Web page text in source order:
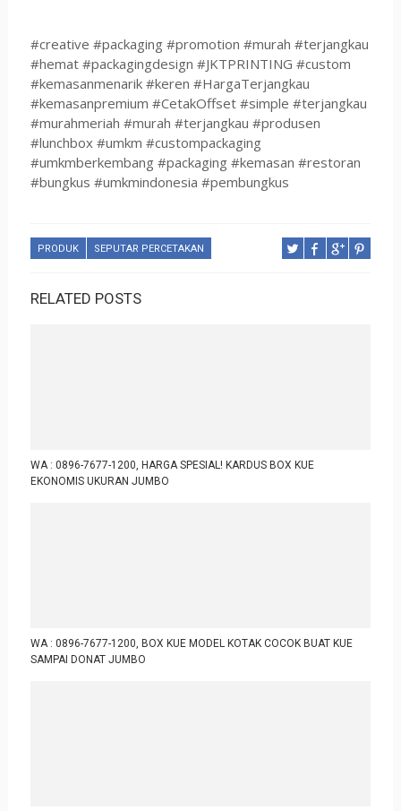
#creative #packaging #promotion #murah #terjangkau
#hemat #packagingdesign #JKTPRINTING #custom
#kemasanmenarik #keren #HargaTerjangkau
#kemasanpremium #CetakOffset #simple #terjangkau
#murahmeriah #murah #terjangkau #produsen
#lunchbox #umkm #custompackaging
#umkmberkembang #packaging #kemasan #restoran
#bungkus #umkmindonesia #pembungkus
PRODUK SEPUTAR PERCETAKAN
RELATED POSTS
WA : 0896-7677-1200, HARGA SPESIAL! KARDUS BOX KUE
EKONOMIS UKURAN JUMBO
WA : 0896-7677-1200, BOX KUE MODEL KOTAK COCOK BUAT KUE
SAMPAI DONAT JUMBO